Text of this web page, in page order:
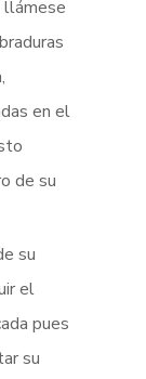
llámese
en el
de su
su
el
pues
su